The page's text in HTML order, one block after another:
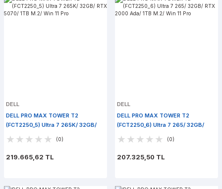
DELL
DELL PRO MAX TOWER T2
(FCT2250_5) Ultra 7 265K/ 32GB/
(0)
219.665,62 TL
DELL
DELL PRO MAX TOWER T2
(FCT2250_6) Ultra 7 265/ 32GB/
(0)
207.325,50 TL